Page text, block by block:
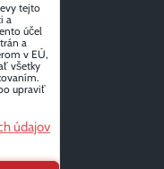
tejto
a
účel
a
v EÚ,
všetky
upraviť
údajov